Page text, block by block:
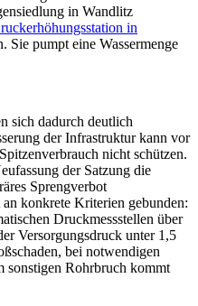
in Wandlitz
in
Sie pumpt eine Wassermenge
sich dadurch deutlich
der Infrastruktur kann vor
nicht schützen.
der Satzung die
Sprengverbot
konkrete Kriterien gebunden:
Druckmessstellen über
Versorgungsdruck unter 1,5
bei notwendigen
sonstigen Rohrbruch kommt